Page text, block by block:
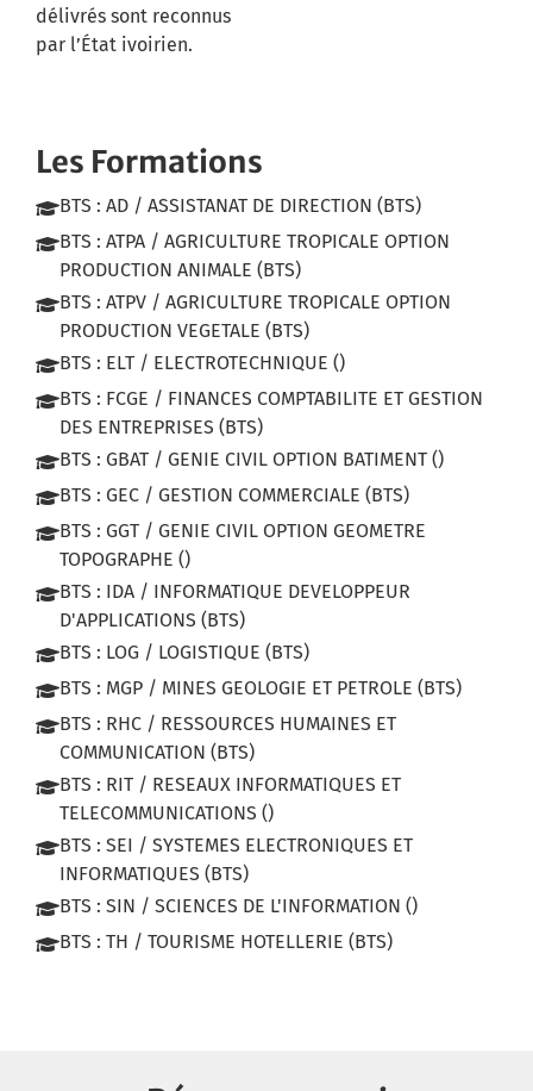
délivrés sont reconnus
par l’État ivoirien.
Les Formations
BTS : AD / ASSISTANAT DE DIRECTION (BTS)
BTS : ATPA / AGRICULTURE TROPICALE OPTION
PRODUCTION ANIMALE (BTS)
BTS : ATPV / AGRICULTURE TROPICALE OPTION
PRODUCTION VEGETALE (BTS)
BTS : ELT / ELECTROTECHNIQUE ()
BTS : FCGE / FINANCES COMPTABILITE ET GESTION
DES ENTREPRISES (BTS)
BTS : GBAT / GENIE CIVIL OPTION BATIMENT ()
BTS : GEC / GESTION COMMERCIALE (BTS)
BTS : GGT / GENIE CIVIL OPTION GEOMETRE
TOPOGRAPHE ()
BTS : IDA / INFORMATIQUE DEVELOPPEUR
D'APPLICATIONS (BTS)
BTS : LOG / LOGISTIQUE (BTS)
BTS : MGP / MINES GEOLOGIE ET PETROLE (BTS)
BTS : RHC / RESSOURCES HUMAINES ET
COMMUNICATION (BTS)
BTS : RIT / RESEAUX INFORMATIQUES ET
TELECOMMUNICATIONS ()
BTS : SEI / SYSTEMES ELECTRONIQUES ET
INFORMATIQUES (BTS)
BTS : SIN / SCIENCES DE L'INFORMATION ()
BTS : TH / TOURISME HOTELLERIE (BTS)